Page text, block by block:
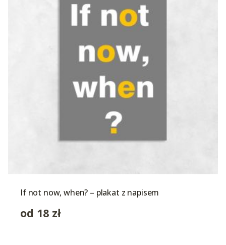
If not now, when? – plakat z napisem
od 18 zł